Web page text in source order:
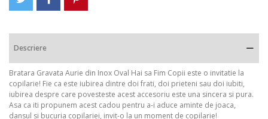
Descriere
Bratara Gravata Aurie din Inox Oval Hai sa Fim Copii este o invitatie la
copilarie! Fie ca este iubirea dintre doi frati, doi prieteni sau doi iubiti,
iubirea despre care povesteste acest accesoriu este una sincera si pura.
Asa ca iti propunem acest cadou pentru a-i aduce aminte de joaca,
dansul si bucuria copilariei, invit-o la un moment de copilarie!